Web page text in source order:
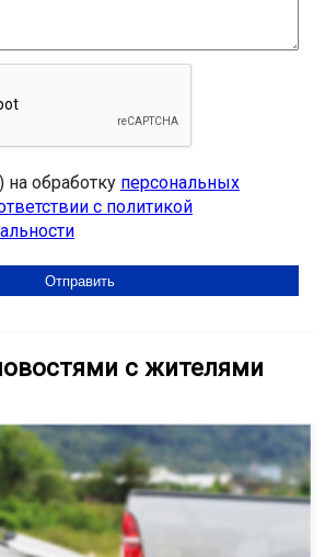
на обработку персональных
с политикой
с жителями